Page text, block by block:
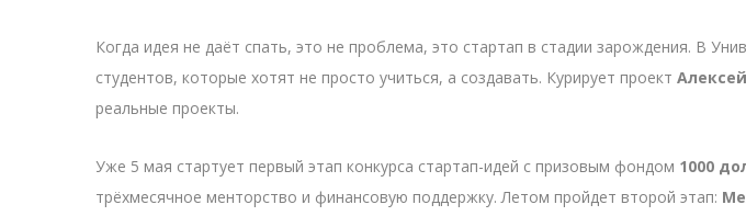
Когда идея не даёт спать, это не проблема, это стартап в стадии зарождения. В
студентов, которые хотят не просто учиться, а создавать. Курирует проект
реальные проекты.
Уже 5 мая стартует первый этап конкурса стартап-идей с призовым фондом 1000
трёхмесячное менторство и финансовую поддержку. Летом пройдет второй этап: